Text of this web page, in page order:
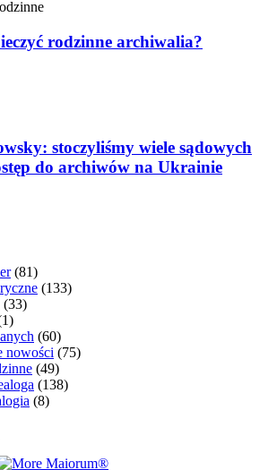
rodzinne archiwalia?
stoczyliśmy wiele sądowych
do archiwów na Ukrainie
(81)
(133)
(33)
(60)
nowości (75)
(49)
(138)
(8)